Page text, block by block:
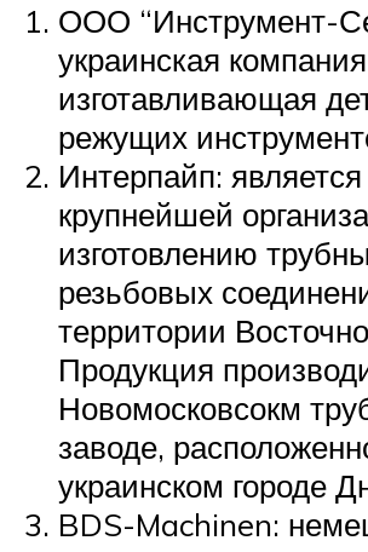
ООО “Инструмент-
украинская
изготавливающая
режущих
Интерпайп: является
крупнейшей
изготовлению
резьбовых
территории
Продукция
Новомосковсокм
заводе,
украинском городе
BDS-Machinen: